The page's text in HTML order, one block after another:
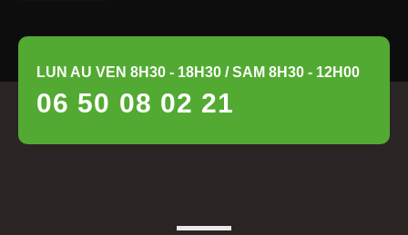
LUN AU VEN 8H30 - 18H30 / SAM 8H30 - 12H00
06 50 08 02 21